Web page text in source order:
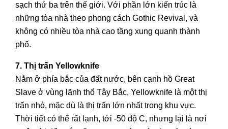
sạch thứ ba trên thế giới. Với phần lớn kiến trúc là
những tòa nhà theo phong cách Gothic Revival, và
không có nhiều tòa nhà cao tầng xung quanh thành
phố.
7. Thị trấn Yellowknife
Nằm ở phía bắc của đất nước, bên cạnh hồ Great
Slave ở vùng lãnh thổ Tây Bắc, Yellowknife là một thị
trấn nhỏ, mặc dù là thị trấn lớn nhất trong khu vực.
Thời tiết có thể rất lạnh, tới -50 độ C, nhưng lại là nơi